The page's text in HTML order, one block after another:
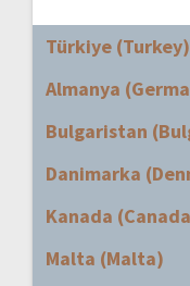
Türkiye (Turkey)
Almanya
Bulgaristan
Danimarka
Kanada
Malta (Malta)